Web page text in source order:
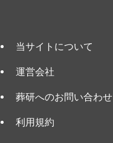
当サイトについて
運営会社
葬研へのお問い合わせ
利用規約